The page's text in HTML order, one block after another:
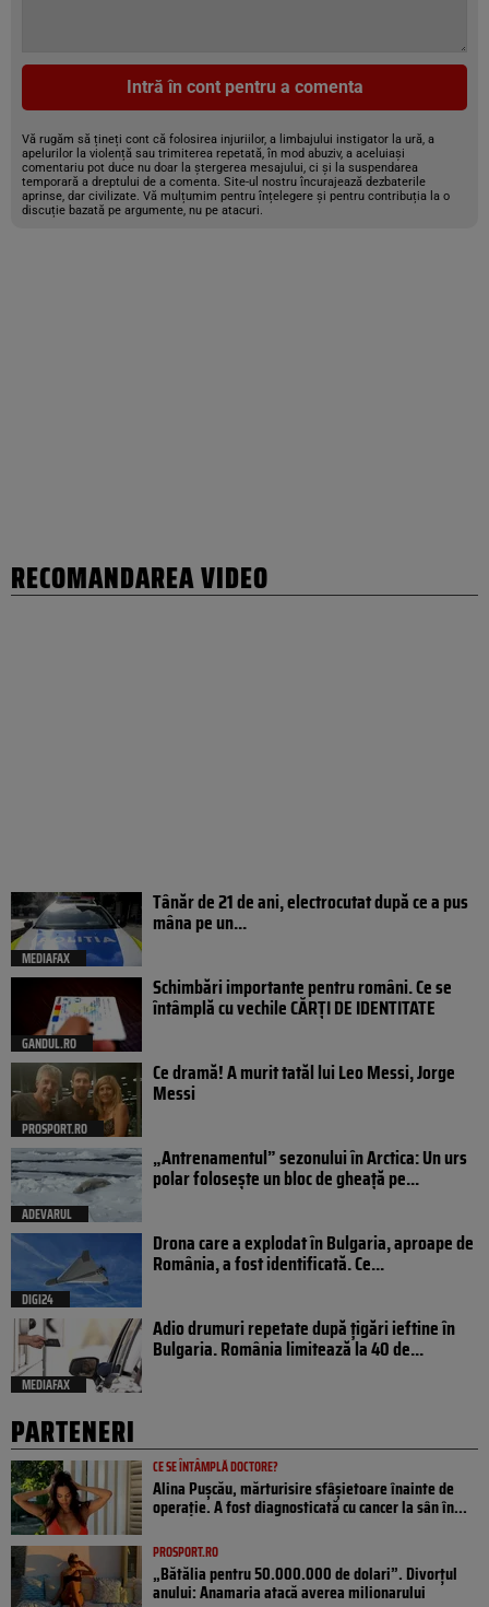
Intră în cont pentru a comenta
Vă rugăm să țineți cont că folosirea injuriilor, a limbajului instigator la ură, a
apelurilor la violență sau trimiterea repetată, în mod abuziv, a aceluiași
comentariu pot duce nu doar la ștergerea mesajului, ci și la suspendarea
temporară a dreptului de a comenta. Site-ul nostru încurajează dezbaterile
aprinse, dar civilizate. Vă mulțumim pentru înțelegere și pentru contribuția la o
discuție bazată pe argumente, nu pe atacuri.
RECOMANDAREA VIDEO
MEDIAFAX
Tânăr de 21 de ani, electrocutat după ce a pus
mâna pe un...
GANDUL.RO
Schimbări importante pentru români. Ce se
întâmplă cu vechile CĂRȚI DE IDENTITATE
PROSPORT.RO
Ce dramă! A murit tatăl lui Leo Messi, Jorge
Messi
ADEVARUL
„Antrenamentul” sezonului în Arctica: Un urs
polar folosește un bloc de gheață pe...
DIGI24
Drona care a explodat în Bulgaria, aproape de
România, a fost identificată. Ce...
MEDIAFAX
Adio drumuri repetate după țigări ieftine în
Bulgaria. România limitează la 40 de...
PARTENERI
CE SE ÎNTÂMPLĂ DOCTORE?
Alina Pușcău, mărturisire sfâșietoare înainte de
operație. A fost diagnosticată cu cancer la sân în...
PROSPORT.RO
„Bătălia pentru 50.000.000 de dolari”. Divorțul
anului: Anamaria atacă averea milionarului